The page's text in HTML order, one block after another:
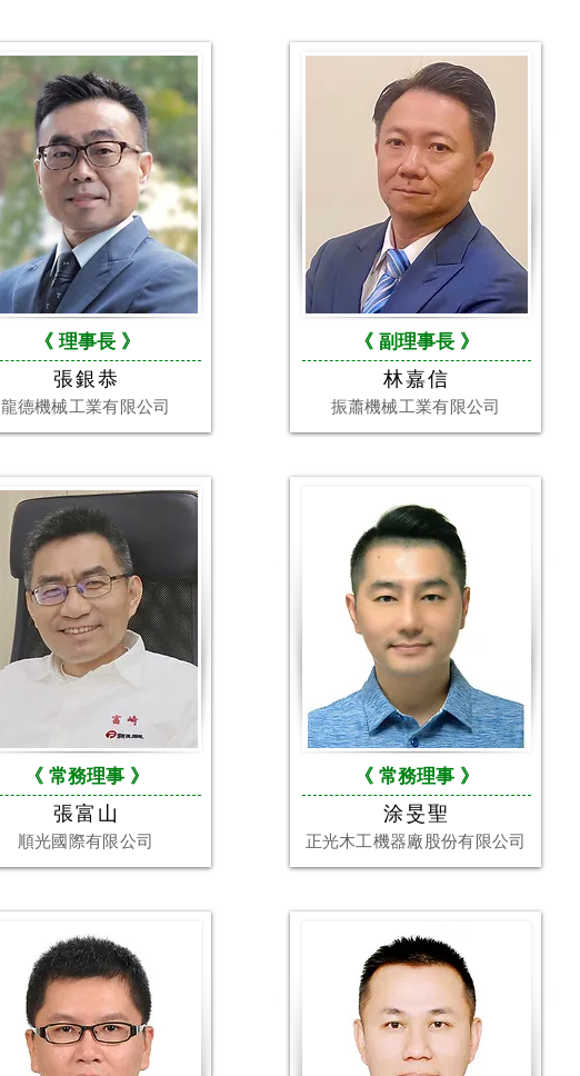
《 理事長 》
張銀恭
龍德機械工業有限公司
《 常務理事 》
張富山
順光國際有限公司
《 副理事長 》
林嘉信
振蕭機械工業有限公司
《 常務理事 》
涂旻聖
正光木工機器廠股份有限公司